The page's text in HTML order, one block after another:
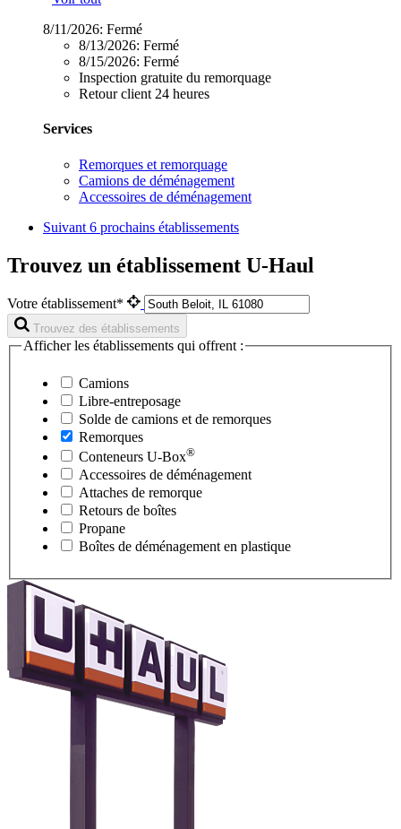
8/11/2026: Fermé
8/13/2026: Fermé
8/15/2026: Fermé
Inspection gratuite du remorquage
Retour client 24 heures
Services
Remorques et remorquage
Camions de déménagement
Accessoires de déménagement
Suivant 6 prochains établissements
Trouvez un établissement U-Haul
Votre établissement*
Trouvez des établissements
Afficher les établissements qui offrent :
Camions
Libre-entreposage
Solde de camions et de remorques
Remorques
Conteneurs U-Box®
Accessoires de déménagement
Attaches de remorque
Retours de boîtes
Propane
Boîtes de déménagement en plastique